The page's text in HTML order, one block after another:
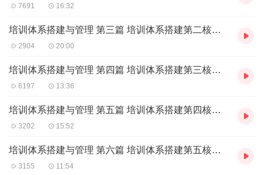
7691 16:32
培训体系搭建与管理 第三篇 培训体系搭建第二核心部分课程体系搭建
2904 20:00
培训体系搭建与管理 第四篇 培训体系搭建第三核心部分培训管理制度和流程搭建
6197 13:36
培训体系搭建与管理 第五篇 培训体系搭建第四核心部分培训效果评估与跟进
3202 15:52
培训体系搭建与管理 第六篇 培训体系搭建第五核心部分培训管理
3155 11:54